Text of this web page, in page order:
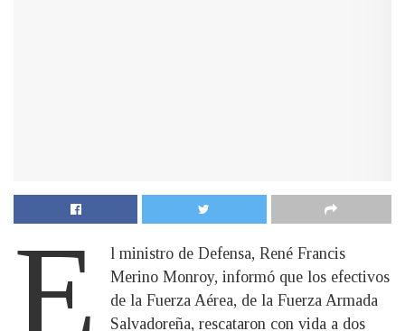
E
l ministro de Defensa, René Francis
Merino Monroy, informó que los efectivos
de la Fuerza Aérea, de la Fuerza Armada
Salvadoreña, rescataron con vida a dos